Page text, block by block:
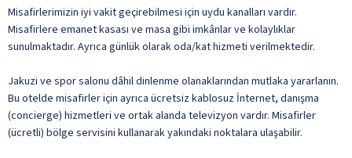
Misafirlerimizin iyi vakit geçirebilmesi için uydu kanalları vardır.
Misafirlere emanet kasası ve masa gibi imkânlar ve kolaylıklar
sunulmaktadır. Ayrıca günlük olarak oda/kat hizmeti verilmektedir.
Jakuzi ve spor salonu dâhil dinlenme olanaklarından mutlaka yararlanın.
Bu otelde misafirler için ayrıca ücretsiz kablosuz İnternet, danışma
(concierge) hizmetleri ve ortak alanda televizyon vardır. Misafirler
(ücretli) bölge servisini kullanarak yakındaki noktalara ulaşabilir.